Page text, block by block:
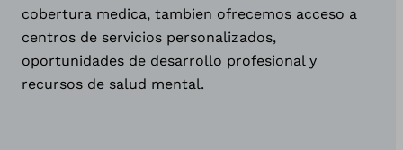
cobertura medica, tambien ofrecemos acceso a
centros de servicios personalizados,
oportunidades de desarrollo profesional y
recursos de salud mental.